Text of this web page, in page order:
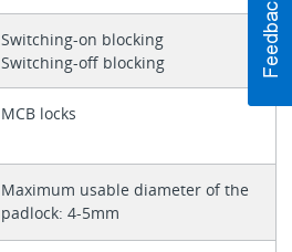
Switching-on blocking
Switching-off blocking
MCB locks
Maximum usable diameter of the
padlock: 4-5mm